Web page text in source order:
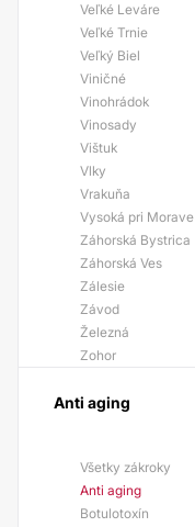
Veľké Leváre
Veľké Trnie
Veľký Biel
Viničné
Vinohrádok
Vinosady
Vištuk
Vlky
Vrakuňa
Vysoká pri Morave
Záhorská Bystrica
Záhorská Ves
Zálesie
Závod
Železná
Zohor
Anti aging
Všetky zákroky
Anti aging
Botulotoxín